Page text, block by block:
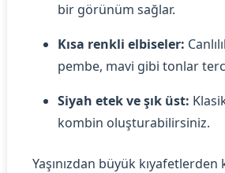
bir görünüm sağlar.
Kısa renkli elbiseler:
pembe, mavi gibi tonlar
Siyah etek ve şık üst:
kombin oluşturabilirsiniz.
Yaşınızdan büyük kıyafetlerden